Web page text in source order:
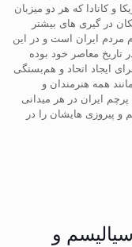
و کانادا که هر دو میزبان
در گیری های بیشتر
مردم ایران است و در این
معاصر خود بوده
ایجاد اتحاد و هم‌بستگی
همه هنرمندان و
ایران در هر میدانی
و پیروزی هایشان را در
و